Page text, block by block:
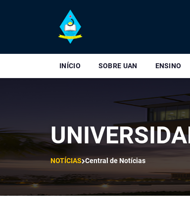
INÍCIO SOBRE UAN ENSINO
NOTÍCIAS Central de Notícias